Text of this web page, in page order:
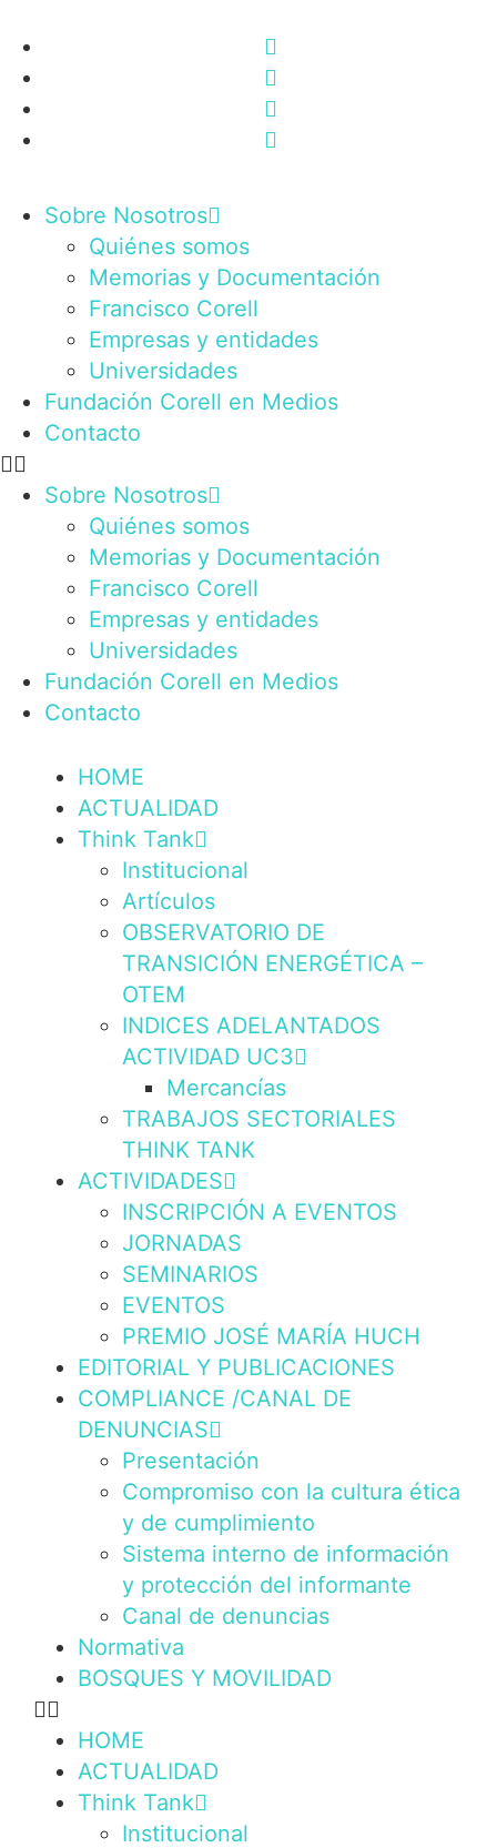
Sobre Nosotros
Quiénes somos
Memorias y Documentación
Francisco Corell
Empresas y entidades
Universidades
Fundación Corell en Medios
Contacto
Sobre Nosotros
Quiénes somos
Memorias y Documentación
Francisco Corell
Empresas y entidades
Universidades
Fundación Corell en Medios
Contacto
HOME
ACTUALIDAD
Think Tank
Institucional
Artículos
OBSERVATORIO DE
TRANSICIÓN ENERGÉTICA –
OTEM
INDICES ADELANTADOS
ACTIVIDAD UC3
Mercancías
TRABAJOS SECTORIALES
THINK TANK
ACTIVIDADES
INSCRIPCIÓN A EVENTOS
JORNADAS
SEMINARIOS
EVENTOS
PREMIO JOSÉ MARÍA HUCH
EDITORIAL Y PUBLICACIONES
COMPLIANCE /CANAL DE
DENUNCIAS
Presentación
Compromiso con la cultura ética
y de cumplimiento
Sistema interno de información
y protección del informante
Canal de denuncias
Normativa
BOSQUES Y MOVILIDAD
HOME
ACTUALIDAD
Think Tank
Institucional